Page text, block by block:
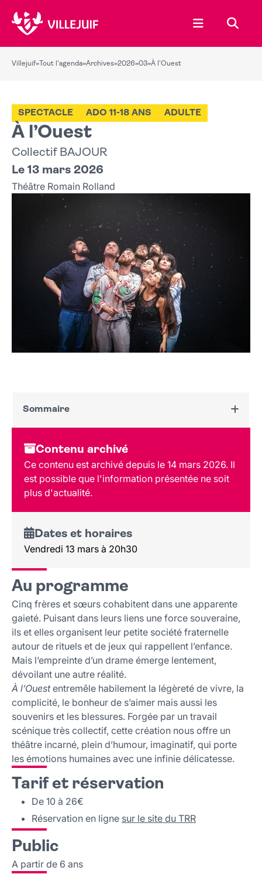
Ouvrir le
Villejuif» Tout l'agenda»Archives»2026»03»À l’Ouest
À l’Ouest
SPECTACLE ADO 11-18 ANS ADULTE
Collectif BAJOUR
Le 13 mars 2026
Théâtre Romain Rolland
Sommaire
Dates et horaires
Au programme
Tarif et réservation
Public
Contenu archivé
Ce contenu est archivé depuis le 14 mars 2026. Il
est possible que l'information présentée ne soit
plus d'actualité.
Dates et horaires
Vendredi 13 mars à 20h30
Au programme
Cinq frères et sœurs cohabitent dans une apparente
gaieté. Puisant dans leurs liens une force souveraine,
ils et elles organisent leur petite société fraternelle
autour de rituels et de jeux qui rappellent l’enfance.
Mais l’empreinte d’un drame émerge lentement,
dévoilant une autre réalité.
À l’Ouestentremêle habilement la légèreté de vivre, la
complicité, le bonheur de s’aimer mais aussi les
souvenirs et les blessures. Forgée par un travail
scénique très collectif, cette création nous offre un
théâtre incarné, plein d’humour, imaginatif, qui porte
les émotions humaines avec une infinie délicatesse.
Tarif et réservation
De 10 à 26€
Réservation en ligne sur le site du TRR
Public
A partir de 6 ans